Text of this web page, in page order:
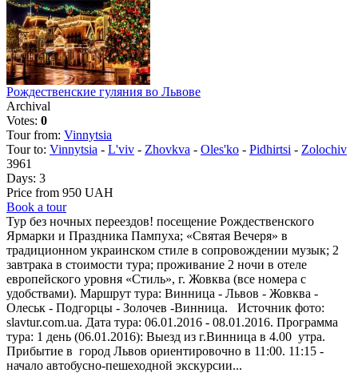
Рождественские гуляния во Львове
Archival
Votes: 0
Tour from: Vinnytsia
Tour to: Vinnytsia - L'viv - Zhovkva - Oles'ko - Pidhirtsi - Zolochiv
3961
Days: 3
Price from 950 UAH
Book a tour
Тур без ночных переездов! посещение Рождественского
Ярмарки и Праздника Пампуха; «Святая Вечеря» в
традиционном украинском стиле в сопровождении музык; 2
завтрака в стоимости тура; проживание 2 ночи в отеле
европейского уровня «Стиль», г. Жовква (все номера с
удобствами). Маршрут тура: Винница - Львов - Жовква -
Олеськ - Подгорцы - Золочев -Винница. Источник фото:
slavtur.com.ua. Дата тура: 06.01.2016 - 08.01.2016. Программа
тура: 1 день (06.01.2016): Выезд из г.Винница в 4.00 утра.
Прибытие в город Львов ориентировочно в 11:00. 11:15 -
начало автобусно-пешеходной экскурсии...